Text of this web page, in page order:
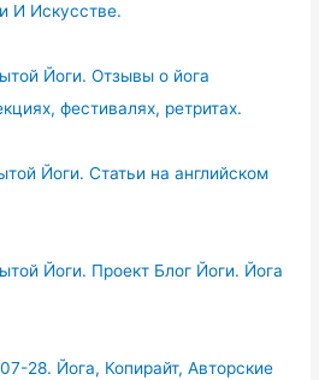
И Искусстве.
Йоги. Отзывы о йога
фестивалях, ретритах.
Йоги. Статьи на английском
Йоги. Проект Блог Йоги. Йога
28. Йога, Копирайт, Авторские